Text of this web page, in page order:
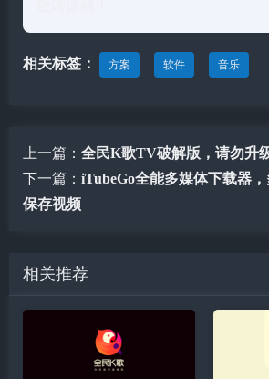
相关标签： 方案 软件 音乐
上一篇： 全民K歌TV破解版，请勿升
下一篇： iTubeGo全能多媒体下载器
保存视频
相关推荐